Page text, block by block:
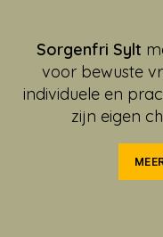
Sorgenfri Sylt
voor bewuste
individuele en
zijn eigen